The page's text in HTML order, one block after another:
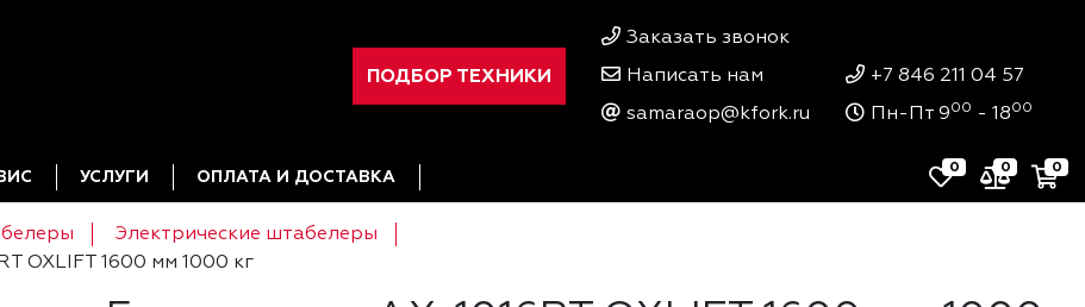
ПОДБОР ТЕХНИКИ
Заказать звонок
Написать нам
samaraop@kfork.ru
+7 846 211 04 57
Пн-Пт 900 - 1800
УСЛУГИ ОПЛАТА И ДОСТАВКА 0 0 0
Электрические штабелеры
OXLIFT 1600 мм 1000 кг